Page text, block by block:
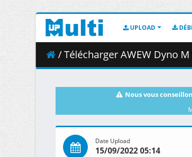
UPLOAD
/ Télécharger AWEW Dyno
Nous vous
Date Upload
15/09/2022 05:14